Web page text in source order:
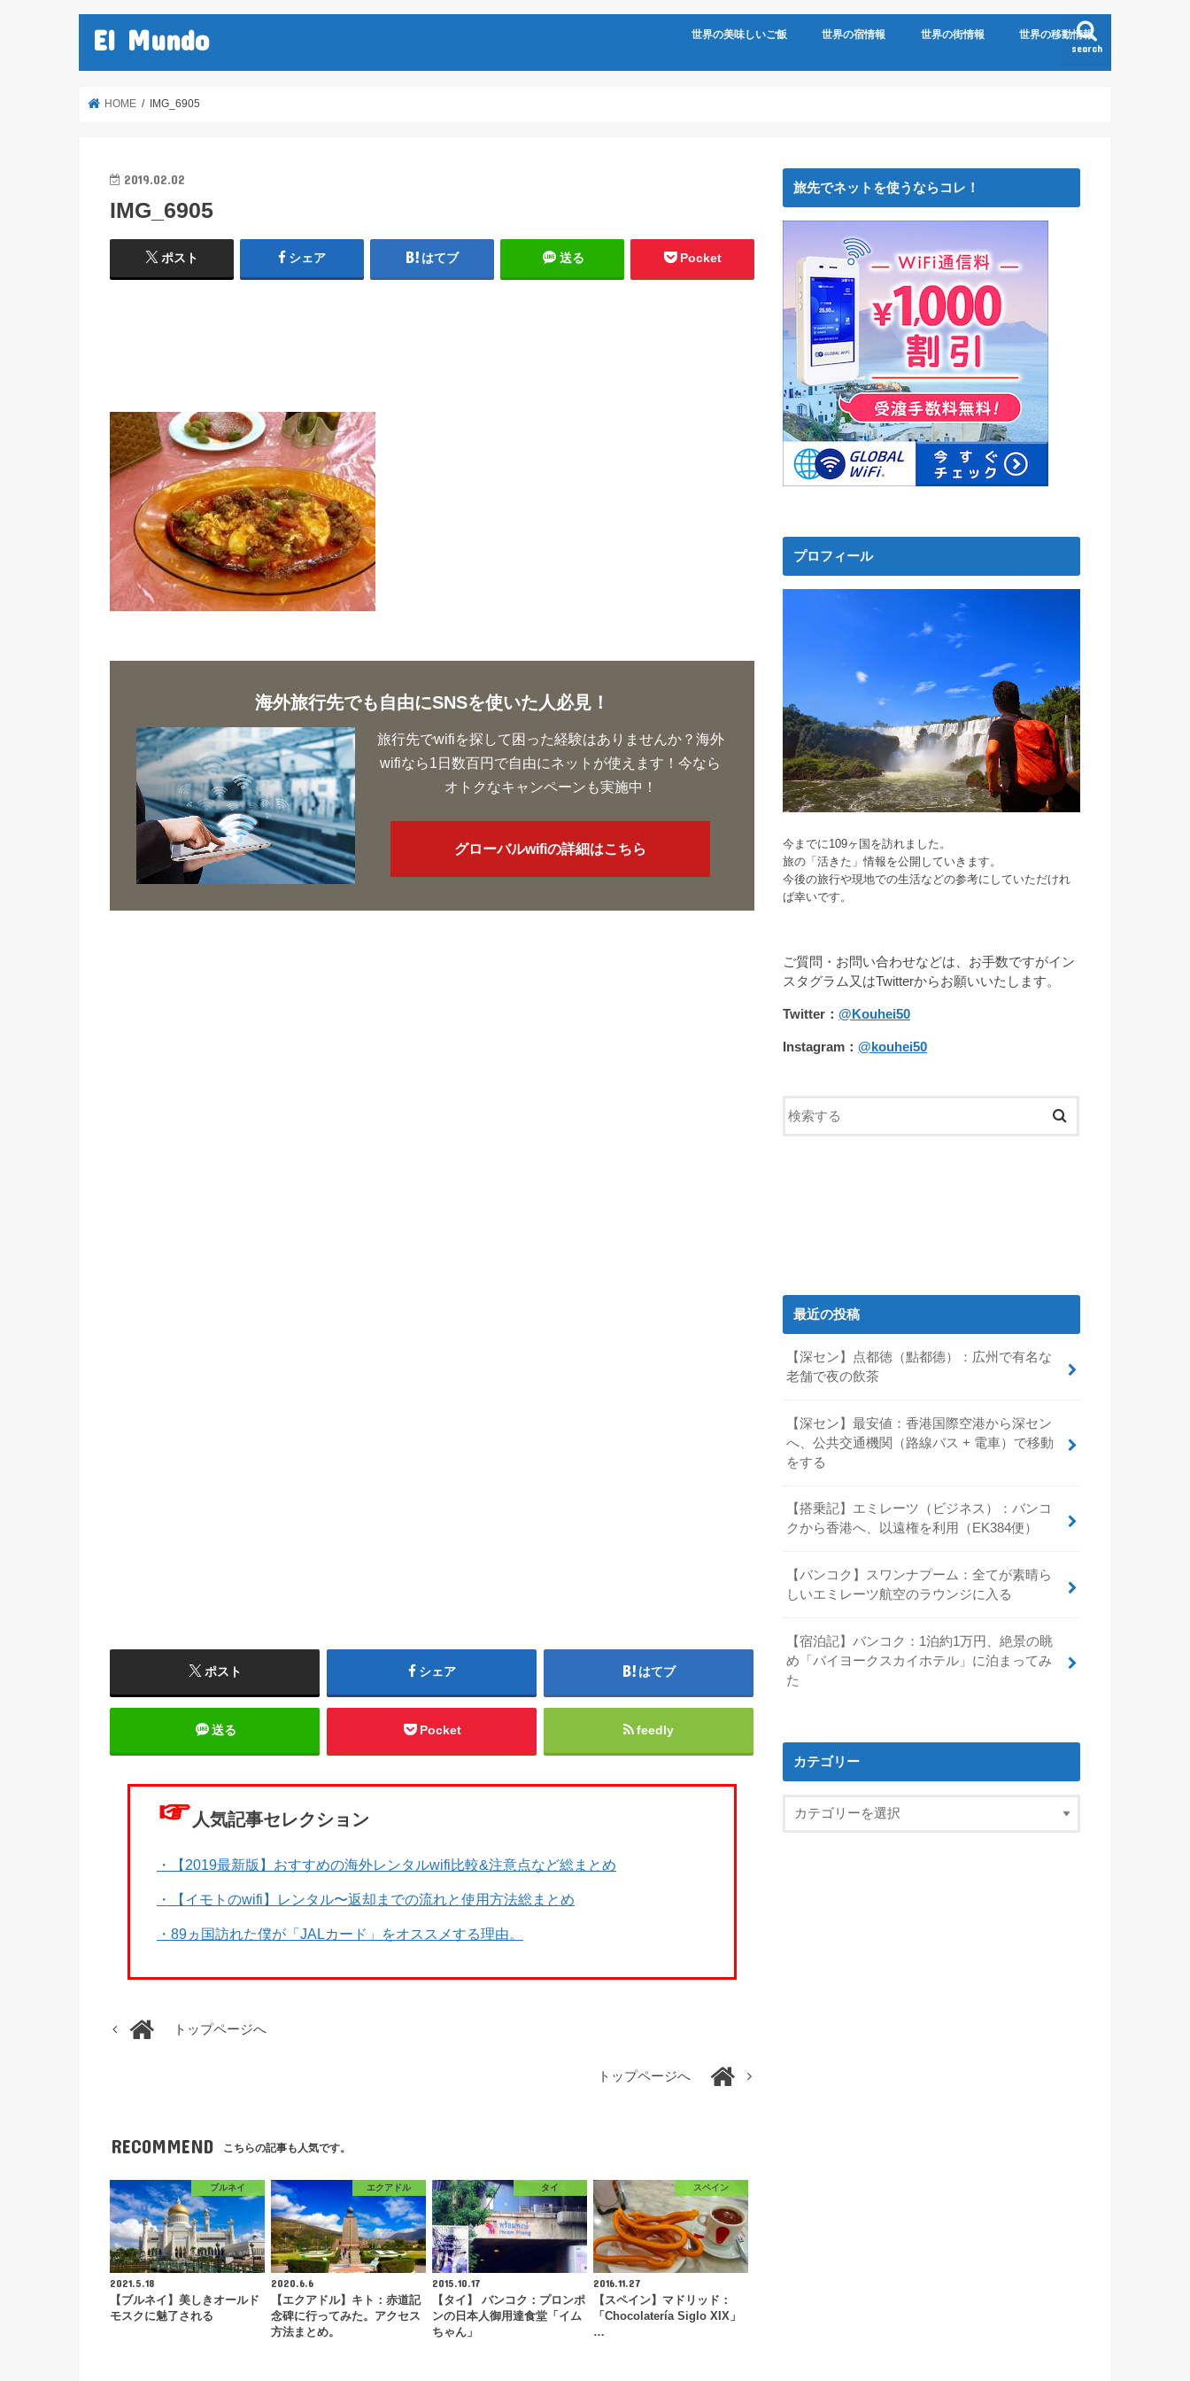
El Mundo search
世界の美味しいご飯 世界の宿情報 世界の街情報 世界の移動情報
HOME IMG_6905
2019.02.02
IMG_6905
ポスト シェア はてブ 送る Pocket
海外旅行先でも自由にSNSを使いた人必見！
旅行先でwifiを探して困った経験はありませんか？海外
wifiなら1日数百円で自由にネットが使えます！今なら
オトクなキャンペーンも実施中！
グローバルwifiの詳細はこちら
ポスト シェア はてブ
送る Pocket feedly
☞ 人気記事セレクション
・【2019最新版】おすすめの海外レンタルwifi比較&注意点など総まとめ
・【イモトのwifi】レンタル〜返却までの流れと使用方法総まとめ
・89ヵ国訪れた僕が「JALカード」をオススメする理由。
トップページへ
トップページへ
RECOMMEND こちらの記事も人気です。
ブルネイ
2021.5.18
【ブルネイ】美しきオールド
モスクに魅了される
エクアドル
2020.6.6
【エクアドル】キト：赤道記
念碑に行ってみた。アクセス
方法まとめ。
タイ
2015.10.17
【タイ】 バンコク：プロンポ
ンの日本人御用達食堂「イム
ちゃん」
スペイン
2016.11.27
【スペイン】マドリッド：
「Chocolatería Siglo XIX」
…
旅先でネットを使うならコレ！
プロフィール
今までに109ヶ国を訪れました。
旅の「活きた」情報を公開していきます。
今後の旅行や現地での生活などの参考にしていただけれ
ば幸いです。
ご質問・お問い合わせなどは、お手数ですがイン
スタグラム又はTwitterからお願いいたします。
Twitter： @Kouhei50
Instagram： @kouhei50
最近の投稿
【深セン】点都徳（點都德）：広州で有名な
老舗で夜の飲茶
【深セン】最安値：香港国際空港から深セン
へ、公共交通機関（路線バス + 電車）で移動
をする
【搭乗記】エミレーツ（ビジネス）：バンコ
クから香港へ、以遠権を利用（EK384便）
【バンコク】スワンナプーム：全てが素晴ら
しいエミレーツ航空のラウンジに入る
【宿泊記】バンコク：1泊約1万円、絶景の眺
め「バイヨークスカイホテル」に泊まってみ
た
カテゴリー